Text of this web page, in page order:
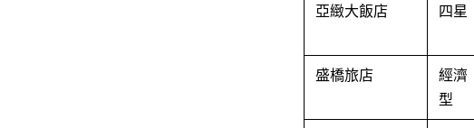
亞緻大飯店
四星
盛橋旅店
經濟
型